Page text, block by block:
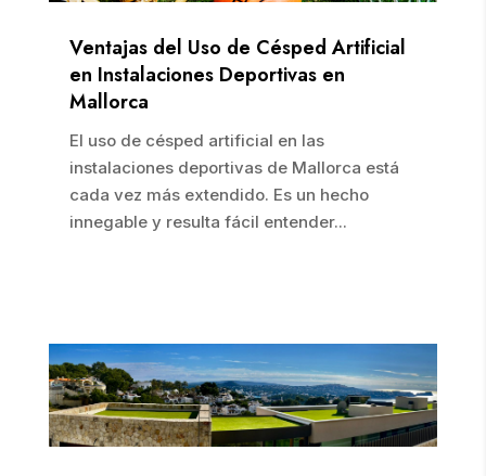
Ventajas del Uso de Césped Artificial
en Instalaciones Deportivas en
Mallorca
El uso de césped artificial en las
instalaciones deportivas de Mallorca está
cada vez más extendido. Es un hecho
innegable y resulta fácil entender...